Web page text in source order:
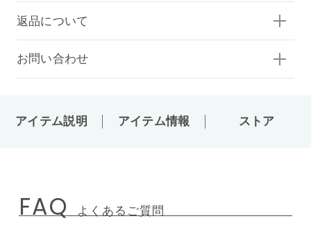
返品について
お問い合わせ
アイテム説明 アイテム情報 ストア
FAQ よくあるご質問